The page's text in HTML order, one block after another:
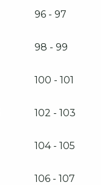
96 - 97
98 - 99
100 - 101
102 - 103
104 - 105
106 - 107